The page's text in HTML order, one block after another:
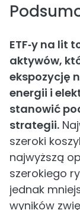
ETF‑y na lit
aktywów,
ekspozycję
energii i
stanowić
strategii.
szeroki
najwyższą
szerokiego
jednak
wyników